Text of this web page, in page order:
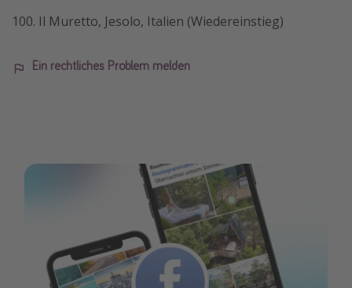
100. Il Muretto, Jesolo, Italien (Wiedereinstieg)
Ein rechtliches Problem melden